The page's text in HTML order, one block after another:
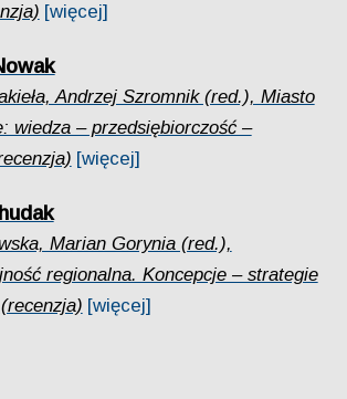
[więcej]
Andrzej Szromnik (red.), Miasto
wiedza – przedsiębiorczość –
[więcej]
Marian Gorynia (red.),
regionalna. Koncepcje – strategie
[więcej]